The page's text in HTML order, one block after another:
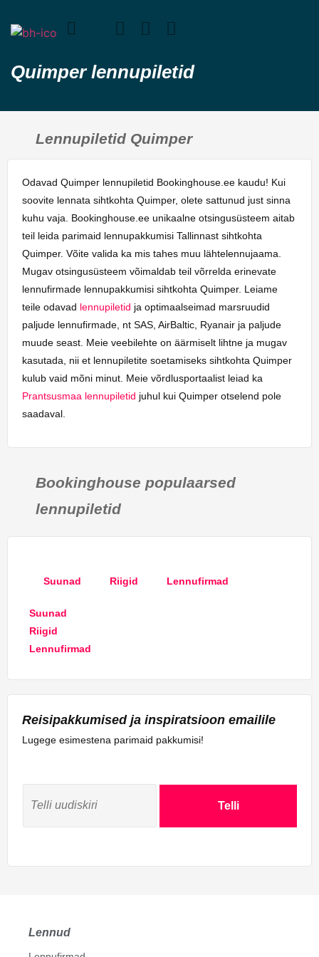
Quimper lennupiletid
Lennupiletid Quimper
Odavad Quimper lennupiletid Bookinghouse.ee kaudu! Kui
soovite lennata sihtkohta Quimper, olete sattunud just sinna
kuhu vaja. Bookinghouse.ee unikaalne otsingusüsteem aitab
teil leida parimaid lennupakkumisi Tallinnast sihtkohta
Quimper. Võite valida ka mis tahes muu lähtelennujaama.
Mugav otsingusüsteem võimaldab teil võrrelda erinevate
lennufirmade lennupakkumisi sihtkohta Quimper. Leiame
teile odavad lennupiletid ja optimaalseimad marsruudid
paljude lennufirmade, nt SAS, AirBaltic, Ryanair ja paljude
muude seast. Meie veebilehte on äärmiselt lihtne ja mugav
kasutada, nii et lennupiletite soetamiseks sihtkohta Quimper
kulub vaid mõni minut. Meie võrdlusportaalist leiad ka
Prantsusmaa lennupiletid juhul kui Quimper otselend pole
saadaval.
Bookinghouse populaarsed
lennupiletid
Suunad Riigid Lennufirmad
Suunad
Riigid
Lennufirmad
Reisipakkumised ja inspiratsioon emailile
Lugege esimestena parimaid pakkumisi!
Telli
Lennud